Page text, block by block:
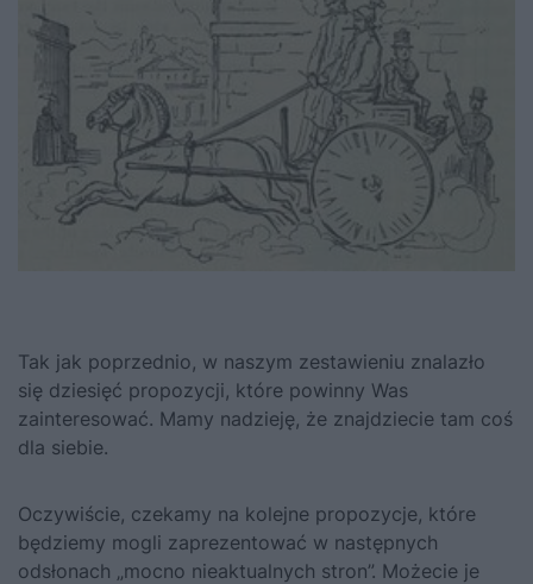
Tak jak poprzednio, w naszym zestawieniu znalazło
się dziesięć propozycji, które powinny Was
zainteresować. Mamy nadzieję, że znajdziecie tam coś
dla siebie.
Oczywiście, czekamy na kolejne propozycje, które
będziemy mogli zaprezentować w następnych
odsłonach „mocno nieaktualnych stron”. Możecie je